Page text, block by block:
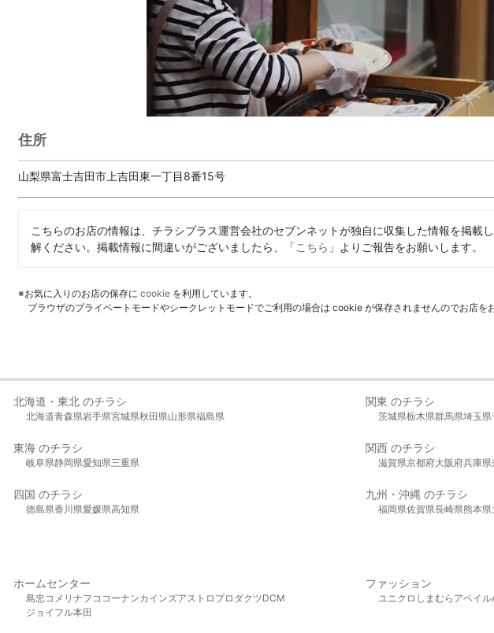
住所
山梨県富士吉田市上吉田東一丁目8番15号
こちらのお店の情報は、チラシプラス運営会社のセブンネットが独自に収集した情報を掲載
解ください。掲載情報に間違いがございましたら、「こちら 」よりご報告をお願いします。
※お気に入りのお店の保存に cookie を利用しています。
ブラウザのプライベートモードやシークレットモードでご利用の場合は cookie が保存されませんのでお店を
北海道・東北 のチラシ
北海道青森県岩手県宮城県秋田県山形県福島県
関東 のチラシ
茨城県栃木県群馬県埼玉県
東海 のチラシ
岐阜県静岡県愛知県三重県
関西 のチラシ
滋賀県京都府大阪府兵庫県
四国 のチラシ
徳島県香川県愛媛県高知県
九州・沖縄 のチラシ
福岡県佐賀県長崎県熊本県
ホームセンター
島忠 コメリ ナフコ コーナンカインズアストロプロダクツDCM
ジョイフル本田
ファッション
ユニクロ しまむら アベイル